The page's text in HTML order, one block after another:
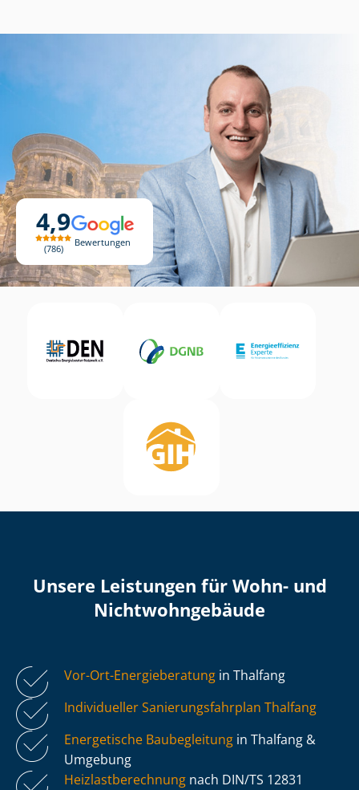
4,9
786
Bewertungen
Unsere Leistungen für Wohn- und
Nicht­wohn­ge­bäu­de
Vor-Ort-Energieberatung in Thalfang
Individueller Sa­nie­rungs­fahr­plan Thalfang
Energetische Baubegleitung in Thalfang &
Umgebung
Heiz­last­be­rech­nung nach DIN/TS 12831